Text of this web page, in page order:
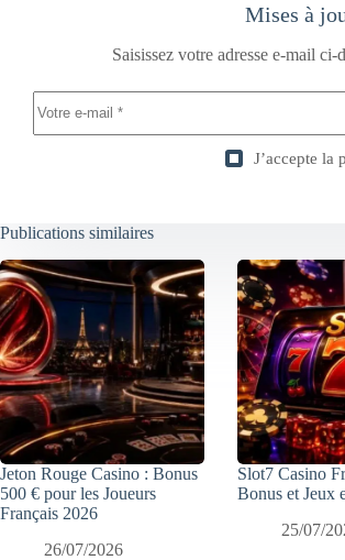
Mises à
Saisissez votre adresse e-mail
J’accepte la
Publications similaires
Jeton Rouge Casino : Bonus
500 € pour les Joueurs
Français 2026
26/07/2026
Slot7 Casino
Bonus et Jeux
25/07/